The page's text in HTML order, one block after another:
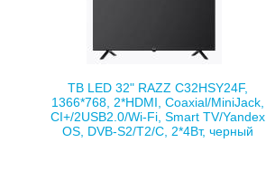
ТВ LED 32" RAZZ C32HSY24F,
1366*768, 2*HDMI, Coaxial/MiniJack,
CI+/2USB2.0/Wi-Fi, Smart TV/Yandex
OS, DVB-S2/T2/C, 2*4Вт, черный